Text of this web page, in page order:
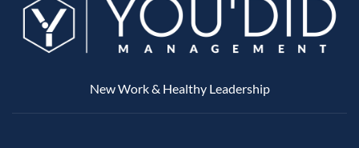
New Work & Healthy Leadership